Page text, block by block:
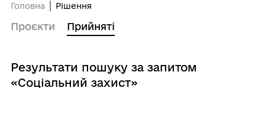
Головна Рішення
Проєкти Прийняті
Результати пошуку за запитом
«Соціальний захист»